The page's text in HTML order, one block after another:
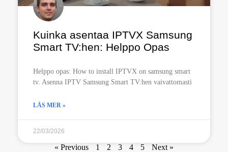
Kuinka asentaa IPTVX Samsung
Smart TV:hen: Helppo Opas
Helppo opas: How to install IPTVX on samsung smart
tv. Asenna IPTV Samsung Smart TV:hen vaivattomasti
LÄS MER »
22/03/2026
« Previous 1 2 3 4 5 Next »